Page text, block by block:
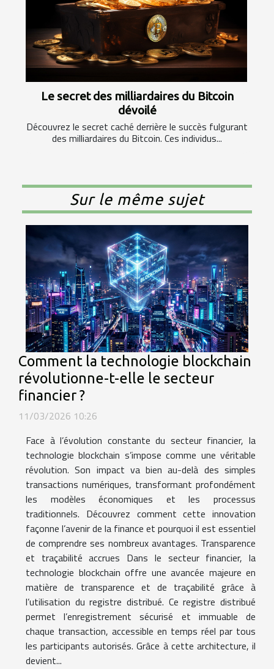
Le secret des milliardaires du Bitcoin
dévoilé
Découvrez le secret caché derrière le succès fulgurant
des milliardaires du Bitcoin. Ces individus...
Sur le même sujet
Comment la technologie blockchain
révolutionne-t-elle le secteur
financier ?
11/03/2026 10:26
Face à l’évolution constante du secteur financier, la
technologie blockchain s’impose comme une véritable
révolution. Son impact va bien au-delà des simples
transactions numériques, transformant profondément
les modèles économiques et les processus
traditionnels. Découvrez comment cette innovation
façonne l’avenir de la finance et pourquoi il est essentiel
de comprendre ses nombreux avantages. Transparence
et traçabilité accrues Dans le secteur financier, la
technologie blockchain offre une avancée majeure en
matière de transparence et de traçabilité grâce à
l’utilisation du registre distribué. Ce registre distribué
permet l’enregistrement sécurisé et immuable de
chaque transaction, accessible en temps réel par tous
les participants autorisés. Grâce à cette architecture, il
devient...